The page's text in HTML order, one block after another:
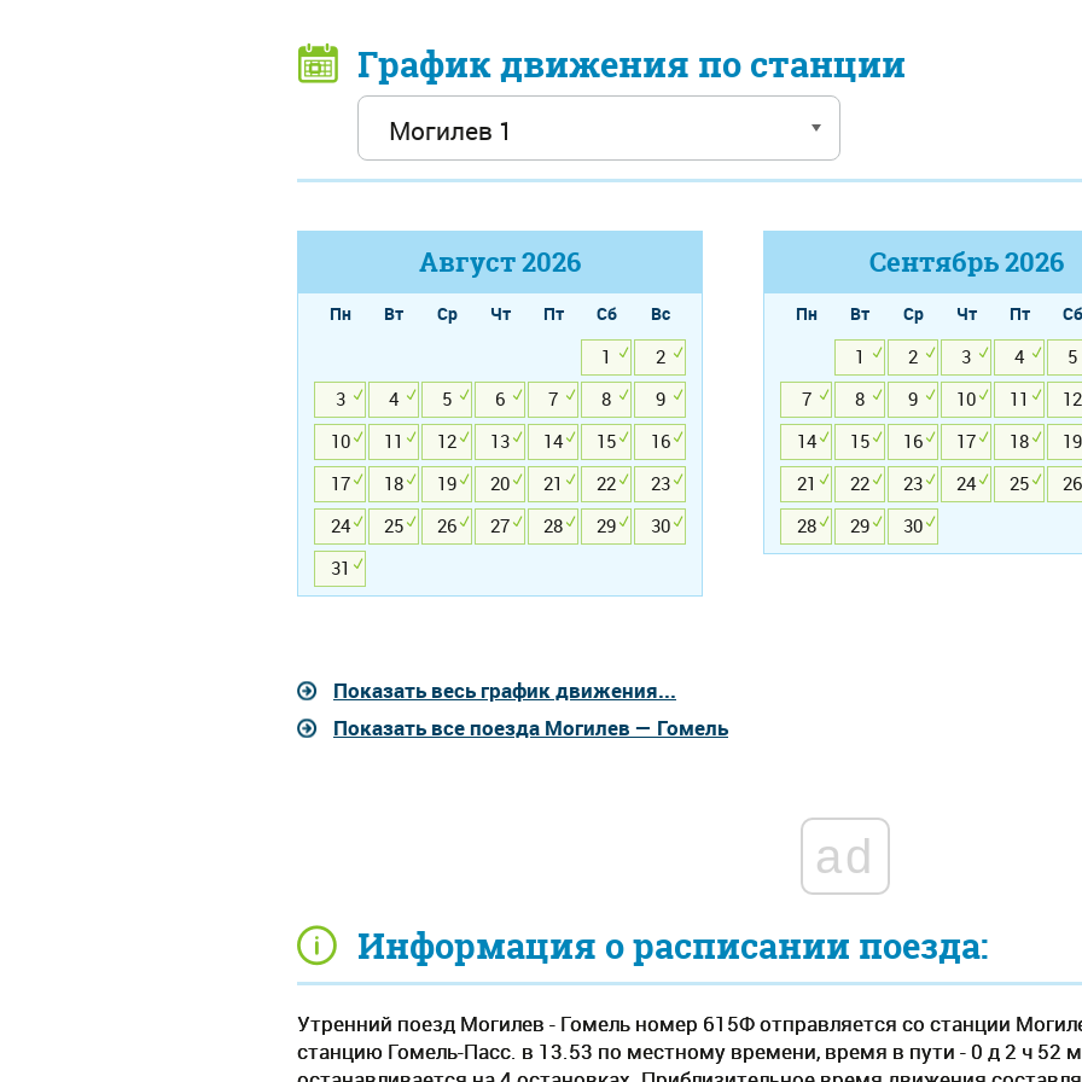
Информация о расписании поезда:
Утренний поезд Могилев - Гомель номер 615Ф отправляется со станции
станцию Гомель-Пасс. в 13.53 по местному времени, время в пути - 0 д 2 ч 52
График движения по станции
Август2026
Пн Вт Ср Чт Пт Сб
Вс
1
2
3
4 5 6 7 8
9
10
11 12 13 14 15
16
17
18 19 20 21 22
23
24
25 26 27 28 29
30
31
Сентябрь2026
Пн Вт Ср Чт Пт Сб
1
2 3 4 5
7
8 9 10 11 12
14
15 16 17 18 19
21
22 23 24 25 26
28
29 30
Показать весь график движения...
Показать все поезда Могилев — Гомель
ad